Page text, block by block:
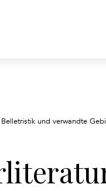
Belletristik und verwandte